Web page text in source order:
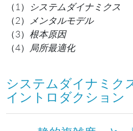
（1）
システムダイナミクス
（2）
メンタルモデル
（3） 根本原因
（4）
局所最適化
システムダイナミク
イントロダクション